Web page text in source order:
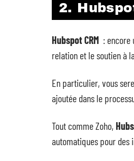
2.
Hubspot CRM : encore
relation et le soutien à
En particulier, vous
ajoutée dans le
Tout comme Zoho,
automatiques pour des